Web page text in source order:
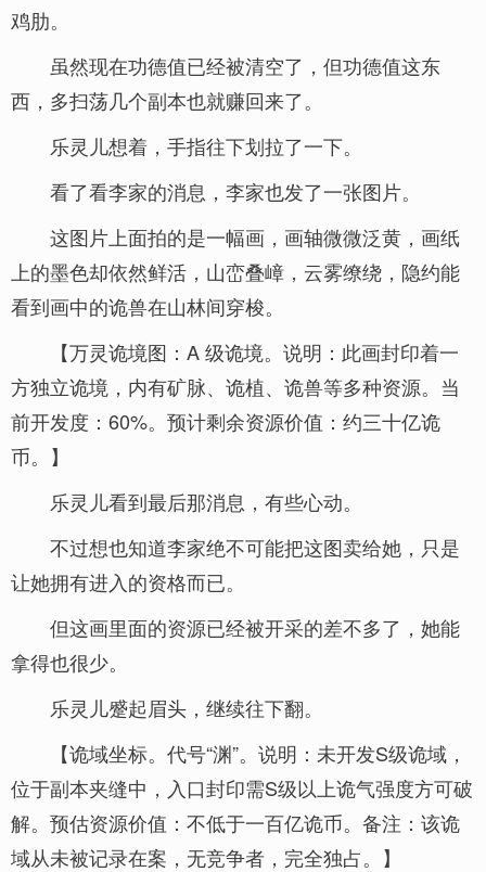
鸡肋。
虽然现在功德值已经被清空了，但功德值这东
西，多扫荡几个副本也就赚回来了。
乐灵儿想着，手指往下划拉了一下。
看了看李家的消息，李家也发了一张图片。
这图片上面拍的是一幅画，画轴微微泛黄，画纸
上的墨色却依然鲜活，山峦叠嶂，云雾缭绕，隐约能
看到画中的诡兽在山林间穿梭。
【万灵诡境图：A 级诡境。说明：此画封印着一
方独立诡境，内有矿脉、诡植、诡兽等多种资源。当
前开发度：60%。预计剩余资源价值：约三十亿诡
币。】
乐灵儿看到最后那消息，有些心动。
不过想也知道李家绝不可能把这图卖给她，只是
让她拥有进入的资格而已。
但这画里面的资源已经被开采的差不多了，她能
拿得也很少。
乐灵儿蹙起眉头，继续往下翻。
【诡域坐标。代号“渊”。说明：未开发S级诡域，
位于副本夹缝中，入口封印需S级以上诡气强度方可破
解。预估资源价值：不低于一百亿诡币。备注：该诡
域从未被记录在案，无竞争者，完全独占。】